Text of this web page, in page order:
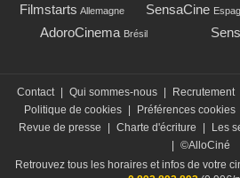
Filmstarts Allemagne SensaCine
AdoroCinema Brésil
Contact Qui sommes-nous Recrutement
Politique de cookies
Préférences cookies
Revue de presse
Charte d'écriture Les
©AlloCiné
Retrouvez tous les horaires et infos de votre